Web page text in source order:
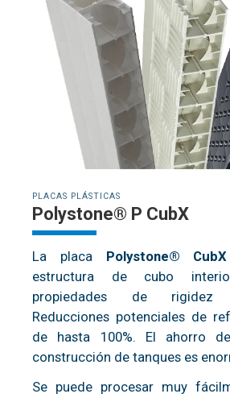
PLACAS PLÁSTICAS
Polystone® P CubX
La placa Polystone® CubX
estructura de cubo
propiedades de rigidez
Reducciones potenciales de
de hasta 100%. El ahorro
construcción de tanques es
Se puede procesar muy